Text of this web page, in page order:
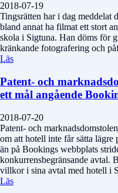
2018-07-19
Tingsrätten har i dag meddelat
bland annat ha filmat ett stort
skola i Sigtuna. Han döms för
kränkande fotografering och
Läs
Patent- och
ett mål angående
2018-07-20
Patent- och
om att hotell inte får sätta lägre
än på Bookings webbplats
konkurrensbegränsande avtal.
villkor i sina avtal med hotell i
Läs